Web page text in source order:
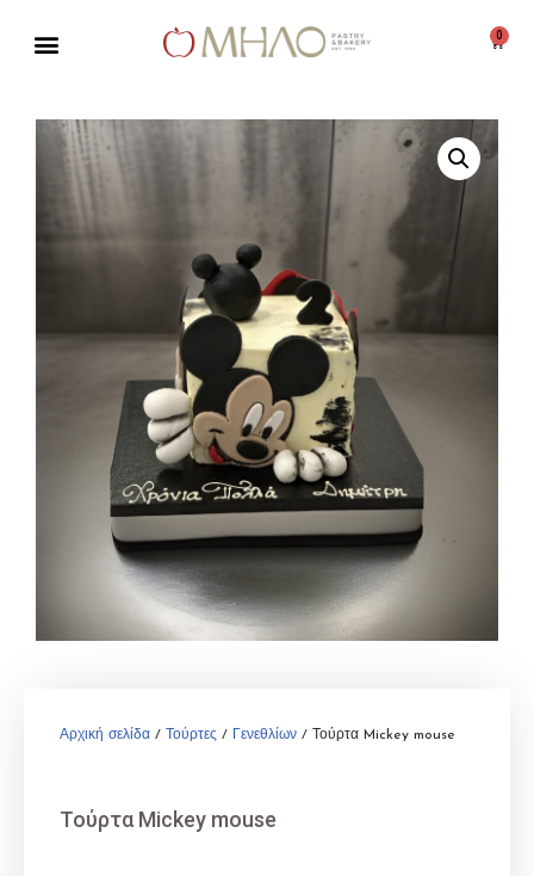
περιεχόμενο
0
Αρχική σελίδα / Τούρτες / Γενεθλίων / Τούρτα Mickey mouse
Τούρτα Mickey mouse